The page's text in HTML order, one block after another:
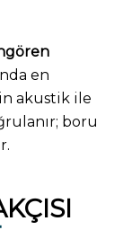
en
akustik ile
boru